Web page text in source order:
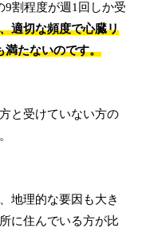
9割程度が週1回しか受
適切な頻度で心臓リ
満たないのです。
と受けていない方の
地理的な要因も大き
に住んでいる方が比